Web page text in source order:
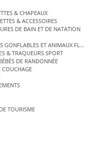
& CHAPEAUX
& ACCESSOIRES
DE BAIN ET DE NATATION
GONFLABLES ET ANIMAUX
& TRAQUEURS SPORT
DE RANDONNÉE
COUCHAGE
TOURISME